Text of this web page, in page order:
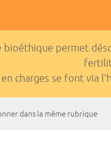
permet
en charges se font via
dans la même rubrique